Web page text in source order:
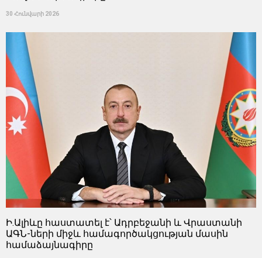
30 Հունվարի 2026
Ի.Ալիևը հաստատել է՝ Ադրբեջանի և Վրաստանի
ԱԳՆ-ների միջև համագործակցության մասին
համաձայնագիրը